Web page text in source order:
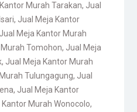
Murah Tarakan, Jual
, Jual Meja Kantor
Jual Meja Kantor Murah
Tomohon, Jual Meja
, Jual Meja Kantor Murah
Tulungagung, Jual
, Jual Meja Kantor
Murah Wonocolo,